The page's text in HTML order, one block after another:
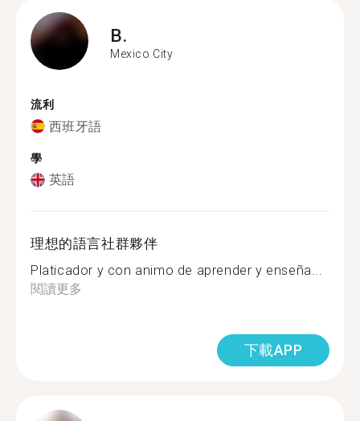
B.
Mexico City
流利
西班牙語
學
英語
理想的語言社群夥伴
Platicador y con animo de aprender y enseña...
閱讀更多
下載APP